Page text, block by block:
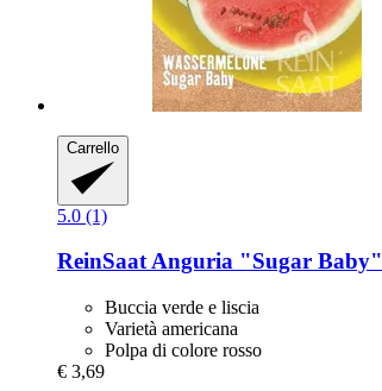
Carrello
5.0 (1)
ReinSaatAnguria "Sugar Baby"
Buccia verde e liscia
Varietà americana
Polpa di colore rosso
€ 3,69